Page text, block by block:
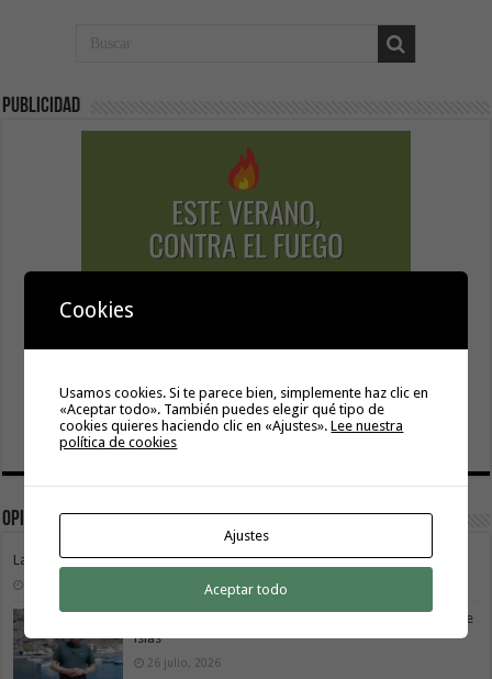
Publicidad
Opinión
La Gomera transforma su modelo energético
Vivir donde se estudia: una cuestión de igualdad entre
islas
26 julio, 2026
Cookies
Usamos cookies. Si te parece bien, simplemente haz clic en
«Aceptar todo». También puedes elegir qué tipo de
cookies quieres haciendo clic en «Ajustes».Lee nuestra
política de cookies
Ajustes
Aceptar todo